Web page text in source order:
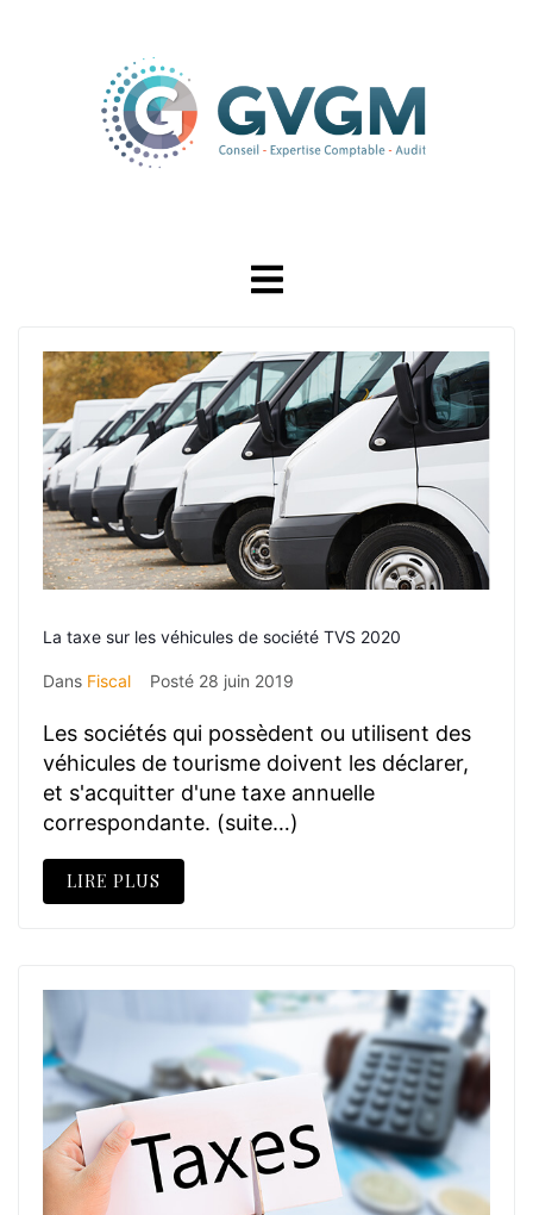
La taxe sur les véhicules de société TVS 2020
Dans Fiscal Posté 28 juin 2019
Les sociétés qui possèdent ou utilisent des
véhicules de tourisme doivent les déclarer,
et s'acquitter d'une taxe annuelle
correspondante. (suite…)
LIRE PLUS